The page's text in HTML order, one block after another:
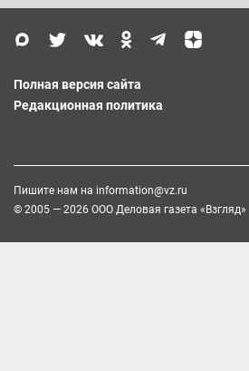
Полная версия сайта
Редакционная политика
Пишите нам на information@vz.ru
© 2005 — 2026 ООО Деловая газета «Взгляд»